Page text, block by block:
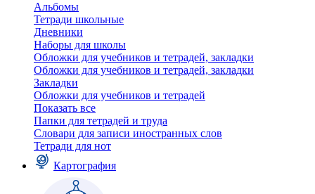
Альбомы
Тетради школьные
Дневники
Наборы для школы
Обложки для учебников и тетрадей, закладки
Обложки для учебников и тетрадей, закладки
Закладки
Обложки для учебников и тетрадей
Показать все
Папки для тетрадей и труда
Словари для записи иностранных слов
Тетради для нот
Картография